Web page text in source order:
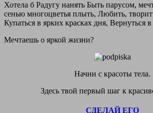
Хотела б Радугу нанять Быть парусом,
сенью многоцветья плыть, Любить,
Купаться в ярких красках дня, Вернуться
Мечтаешь о яркой жизни?
Начни с красоты тела.
Здесь твой первый шаг к
СДЕЛАЙ ЕГО